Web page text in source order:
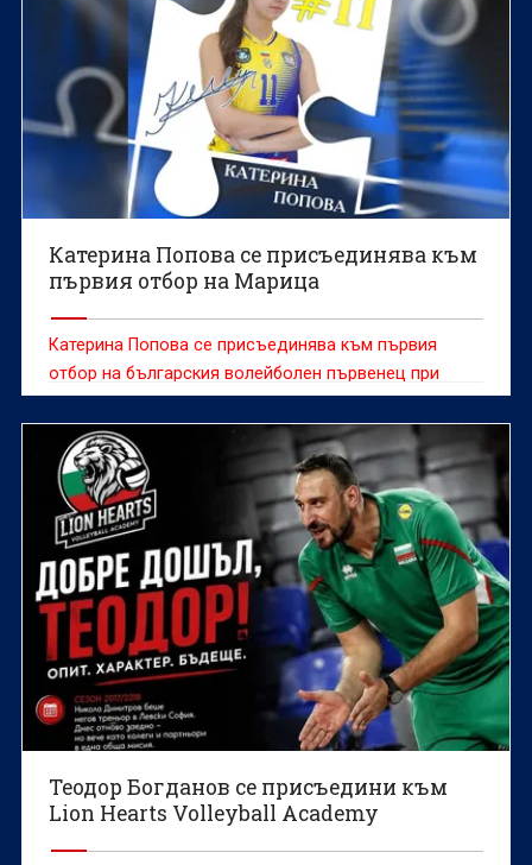
Катерина Попова се присъединява към
първия отбор на Марица
Катерина Попова се присъединява към първия
отбор на българския волейболен първенец при
жените Марица (Пловдив), съобщиха от клуба.
Теодор Богданов се присъедини към
Lion Hearts Volleyball Academy